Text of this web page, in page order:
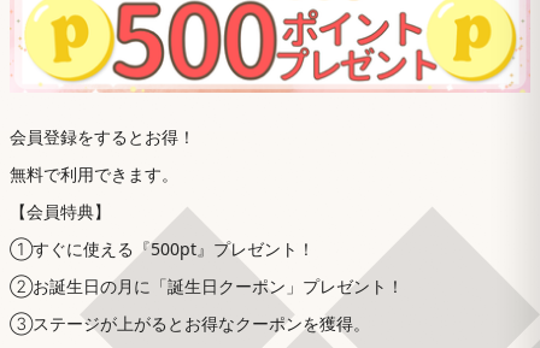
会員登録をするとお得！
無料で利用できます。
【会員特典】
①すぐに使える『500pt』プレゼント！
②お誕生日の月に「誕生日クーポン」プレゼント！
③ステージが上がるとお得なクーポンを獲得。